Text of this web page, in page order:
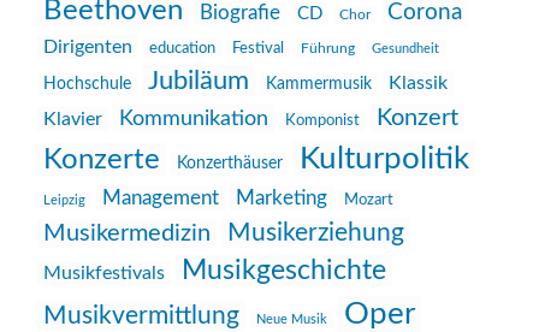
Beethoven Biografie CD Chor Corona
Dirigenten education Festival Führung Gesundheit
Hochschule Jubiläum Kammermusik
Klassik
Klavier
Kommunikation Komponist Konzert
Konzerte Konzerthäuser Kulturpolitik
Leipzig Management Marketing Mozart
Musikermedizin Musikerziehung
Musikfestivals Musikgeschichte
Musikvermittlung Neue Musik Oper